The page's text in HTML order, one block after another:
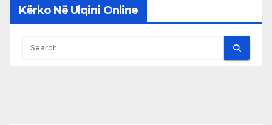
Kërko Në Ulqini Online